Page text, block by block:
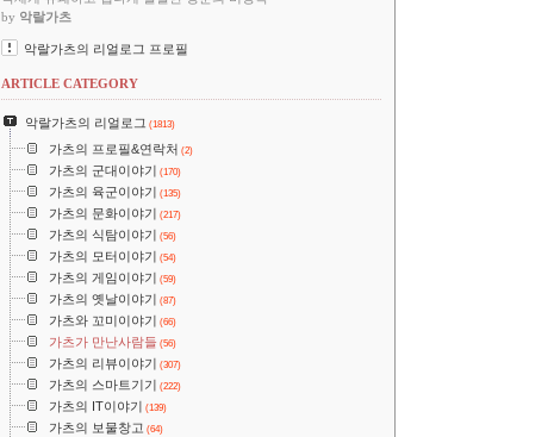
by 악랄가츠
악랄가츠의 리얼로그 프로필
ARTICLE CATEGORY
악랄가츠의 리얼로그 (1813)
가츠의 프로필&연락처 (2)
가츠의 군대이야기 (170)
가츠의 육군이야기 (135)
가츠의 문화이야기 (217)
가츠의 식탐이야기 (56)
가츠의 모터이야기 (54)
가츠의 게임이야기 (59)
가츠의 옛날이야기 (87)
가츠와 꼬미이야기 (66)
가츠가 만난사람들 (56)
가츠의 리뷰이야기 (307)
가츠의 스마트기기 (222)
가츠의 IT이야기 (139)
가츠의 보물창고 (64)